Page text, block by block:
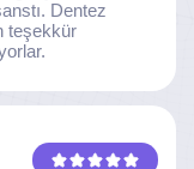
Dentez
teşekkür